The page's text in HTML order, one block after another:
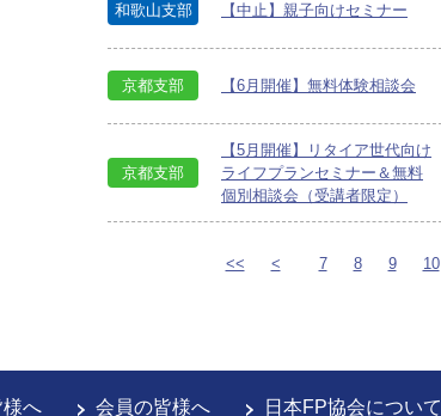
和歌山支部 【中止】親子向けセミナー
京都支部 【6月開催】無料体験相談会
京都支部
【5月開催】リタイア世代向け
ライフプランセミナー＆無料
個別相談会（受講者限定）
<< < 7 8 9 10
へ 会員の皆様へ 日本FP協会について